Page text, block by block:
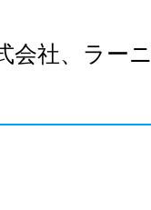
会社、ラー